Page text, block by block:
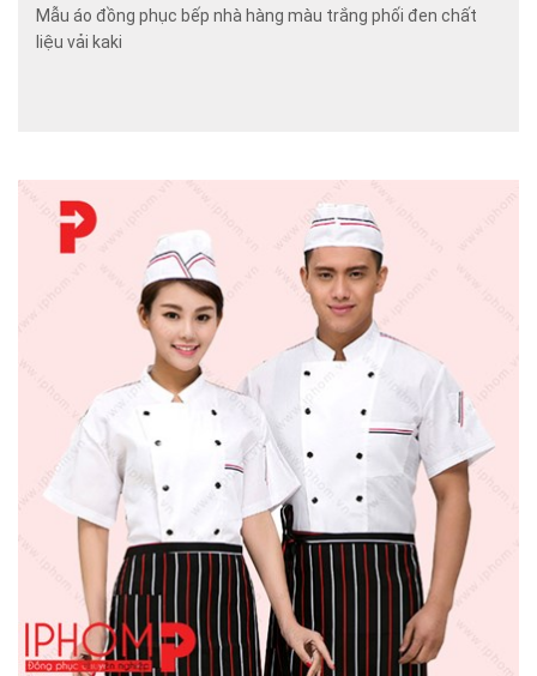
Mẫu áo đồng phục bếp nhà hàng màu trắng phối đen chất
liệu vải kaki